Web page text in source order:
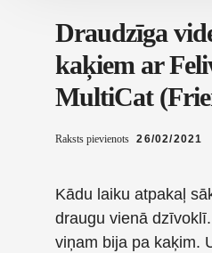
Draudzīga
kaķiem ar
MultiCat
Raksts pievienots 26/02/2021
Kādu laiku atpakaļ
draugu vienā
viņam bija pa kaķim.